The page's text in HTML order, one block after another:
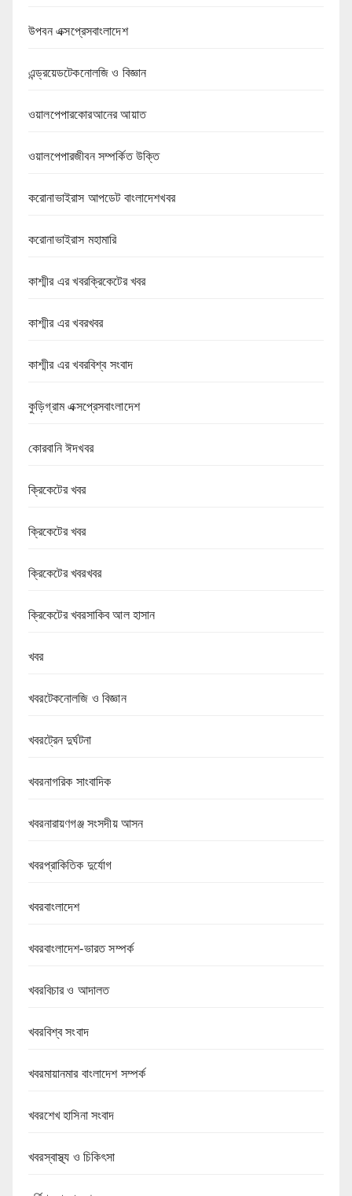
উপবন এক্সপ্রেসবাংলাদেশ
এন্ড্রয়েডটেকনোলজি ও বিজ্ঞান
ওয়ালপেপারকোরআনের আয়াত
ওয়ালপেপারজীবন সম্পর্কিত উক্তি
করোনাভাইরাস আপডেট বাংলাদেশখবর
করোনাভাইরাস মহামারি
কাশ্মীর এর খবরক্রিকেটের খবর
কাশ্মীর এর খবরখবর
কাশ্মীর এর খবরবিশ্ব সংবাদ
কুড়িগ্রাম এক্সপ্রেসবাংলাদেশ
কোরবানি ঈদখবর
ক্রিকেটের খবর
ক্রিকেটের খবর
ক্রিকেটের খবরখবর
ক্রিকেটের খবরসাকিব আল হাসান
খবর
খবরটেকনোলজি ও বিজ্ঞান
খবরট্রেন দুর্ঘটনা
খবরনাগরিক সাংবাদিক
খবরনারায়ণগঞ্জ সংসদীয় আসন
খবরপ্রাকিতিক দুর্যোগ
খবরবাংলাদেশ
খবরবাংলাদেশ-ভারত সম্পর্ক
খবরবিচার ও আদালত
খবরবিশ্ব সংবাদ
খবরমায়ানমার বাংলাদেশ সম্পর্ক
খবরশেখ হাসিনা সংবাদ
খবরস্বাস্থ্য ও চিকিৎসা